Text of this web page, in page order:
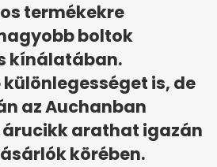
termékekre
boltok
kínálatában.
is, de
az Auchanban
arathat igazán
körében.